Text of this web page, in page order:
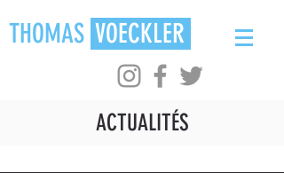
THOMAS VOECKLER
ACTUALITÉS